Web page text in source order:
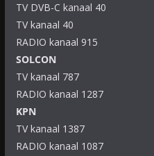
TV DVB-C kanaal 40
TV kanaal 40
RADIO kanaal 915
SOLCON
TV kanaal 787
RADIO kanaal 1287
KPN
TV kanaal 1387
RADIO kanaal 1087